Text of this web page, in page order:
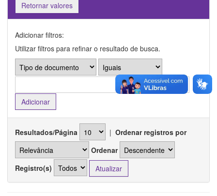
Retornar valores
Adicionar filtros:
Utilizar filtros para refinar o resultado de busca.
Resultados/Página | Ordenar registros por
Ordenar
Registro(s)